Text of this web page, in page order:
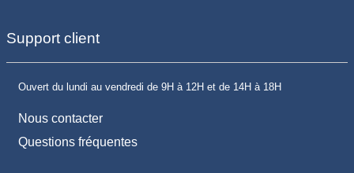
Support client
Ouvert du lundi au vendredi de 9H à 12H et de 14H à 18H
Nous contacter
Questions fréquentes